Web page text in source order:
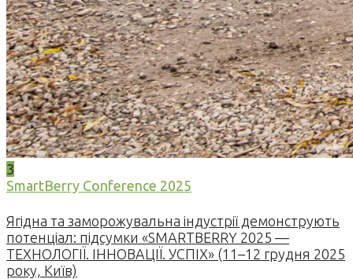
3
SmartBerry Conference 2025
Ягідна та заморожувальна індустрії демонструють
потенціал: підсумки «SMARTBERRY 2025 —
ТЕХНОЛОГІЇ. ІННОВАЦІЇ. УСПІХ» (11–12 грудня 2025
року, Київ)